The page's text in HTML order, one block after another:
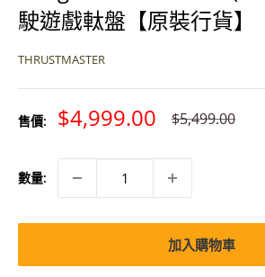
駛遊戲軚盤【原裝行貨】
THRUSTMASTER
售價: 特
$4,999.00 原
價
$5,499.00
數量:
加入購物車